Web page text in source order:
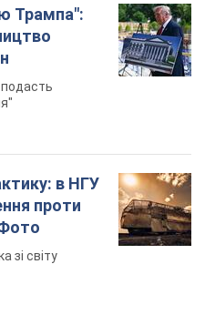
Трампа":
в НГУ
проти
зі світу